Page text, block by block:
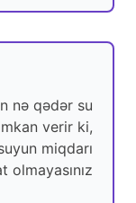
nə qədər su
verir ki,
miqdarı
olmayasınız.